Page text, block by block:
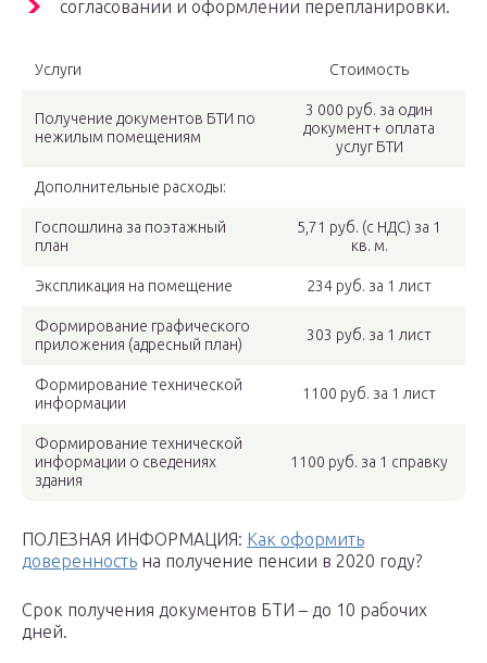
согласовании и оформлении перепланировки.
Услуги Стоимость
Получение документов БТИ по
нежилым помещениям
3 000 руб. за один
документ+ оплата
услуг БТИ
Дополнительные расходы:
Госпошлина за поэтажный
план
5,71 руб. (с НДС) за 1
кв. м.
Экспликация на помещение 234 руб. за 1 лист
Формирование графического
приложения (адресный план)
303 руб. за 1 лист
Формирование технической
информации
1100 руб. за 1 лист
Формирование технической
информации о сведениях
здания
1100 руб. за 1 справку
ПОЛЕЗНАЯ ИНФОРМАЦИЯ: Как оформить
доверенность на получение пенсии в 2020 году?
Срок получения документов БТИ – до 10 рабочих
дней.